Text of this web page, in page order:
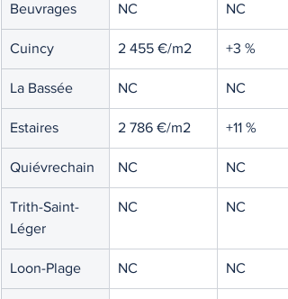
Beuvrages NC NC
Cuincy 2 455 €/m2 +3 %
La Bassée NC NC
Estaires 2 786 €/m2 +11 %
Quiévrechain NC NC
Trith-Saint-
Léger
NC NC
Loon-Plage NC NC